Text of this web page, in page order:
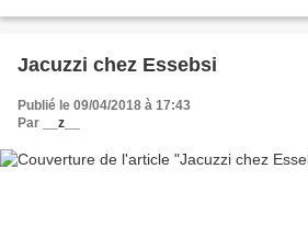
Jacuzzi chez Essebsi
Publié le 09/04/2018 à 17:43
Par
__z__